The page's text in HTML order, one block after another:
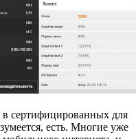
сертифицированных для
есть. Многие уже